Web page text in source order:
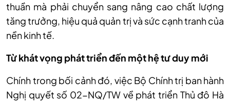
thuần mà phải chuyển sang nâng cao chất lượng
tăng trưởng, hiệu quả quản trị và sức cạnh tranh của
nền kinh tế.
Từ khát vọng phát triển đến một hệ tư duy mới
Chính trong bối cảnh đó, việc Bộ Chính trị ban hành
Nghị quyết số 02-NQ/TW về phát triển Thủ đô Hà